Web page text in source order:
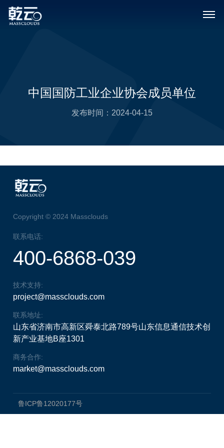
中国国防工业企业协会成员单位
发布时间： 2024-04-15
Copyright © 2024 Massclouds
联系电话:
400-6868-039
技术支持:
project@massclouds.com
联系地址:
山东省济南市高新区舜泰北路789号山东信息通信技术创
新产业基地B座1301
商务合作:
market@massclouds.com
鲁ICP鲁12020177号